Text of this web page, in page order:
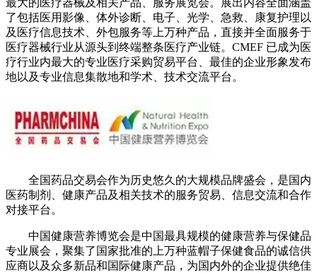
了包括医用影像、体外诊断、电子、光学、急救、康复护理以
及医疗信息技术、外包服务等上万种产品，直接并全面服务于
医疗器械行业从源头到终端整条医疗产业链。CMEF 已成为医
疗行业内最大的专业医疗采购贸易平台、最佳的企业形象发布
地以及专业信息集散地和学术、技术交流平台。
全国药品交易会作为历史悠久的大规模品牌盛会，是国内
医药制剂、健康产品及相关技术的服务贸易、信息交流和合作
对接平台。
中国健康营养博览会是中国最具规模的健康营养与保健品
专业展会，聚集了国家批准的上万种蓝帽子保健食品的诚信供
应商以及众多新品和国际健康产品，为国内外的企业提供绝佳